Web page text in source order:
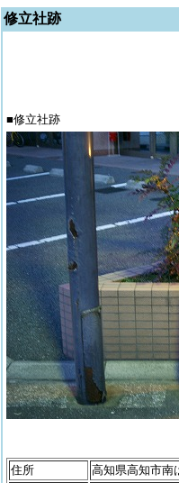
修立社跡
■修立社跡
住所
高知県高知市南